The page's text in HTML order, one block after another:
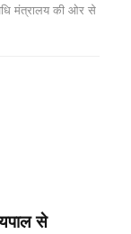
मंत्रालय की ओर से
से